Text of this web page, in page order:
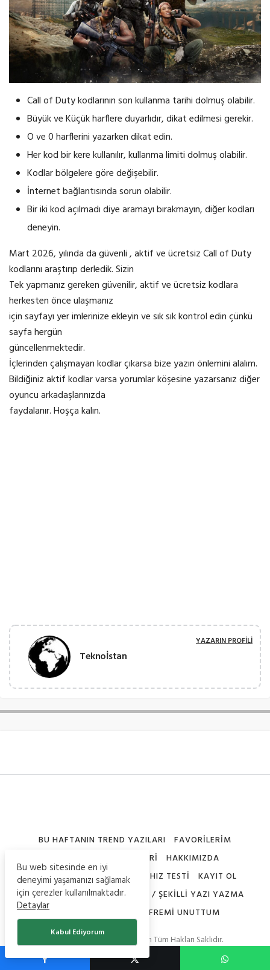
Call of Duty kodlarının son kullanma tarihi dolmuş olabilir.
Büyük ve Küçük harflere duyarlıdır, dikat edilmesi gerekir.
O ve 0 harflerini yazarken dikat edin.
Her kod bir kere kullanılır, kullanma limiti dolmuş olabilir.
Kodlar bölgelere göre değişebilir.
İnternet bağlantısında sorun olabilir.
Bir iki kod açılmadı diye aramayı bırakmayın, diğer kodları
deneyin.
Mart 2026, yılında da güvenli , aktif ve ücretsiz Call of Duty
kodlarını araştırıp derledik. Sizin
Tek yapmanız gereken güvenilir, aktif ve ücretsiz kodlara
herkesten önce ulaşmanız
için sayfayı yer imlerinize ekleyin ve sık sık kontrol edin çünkü
sayfa hergün
güncellenmektedir.
İçlerinden çalışmayan kodlar çıkarsa bize yazın önlemini alalım.
Bildiğiniz aktif kodlar varsa yorumlar köşesine yazarsanız diğer
oyuncu arkadaşlarınızda
faydalanır. Hoşça kalın.
Teknoİstan
YAZARIN PROFILI
BU HAFTANIN TREND YAZILARI
FAVORILERIM
HAFTANIN EN İYI ÜYELERI
HAKKIMIZDA
İÇERIK GÖNDER
İNTERNET HIZ TESTI
KAYIT OL
NICK ŞEKILLERI – SEMBOLLERI / ŞEKILLI YAZI YAZMA
ŞIFREMI UNUTTUM
© Copyright 2020, Teknoistan Tüm Hakları Saklıdır.
Bu web sitesinde en iyi
deneyimi yaşamanızı sağlamak
için çerezler kullanılmaktadır.
Detaylar
Kabul Ediyorum